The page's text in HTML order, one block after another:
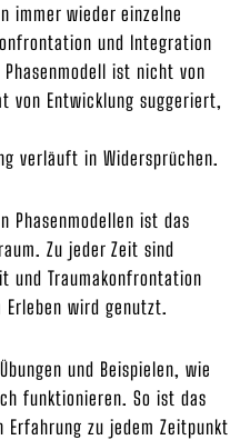
immer wieder einzelne
und Integration
ist nicht von
von Entwicklung suggeriert,
verläuft in Widersprüchen.
Phasenmodellen ist das
Zu jeder Zeit sind
und Traumakonfrontation
wird genutzt.
und Beispielen, wie
funktionieren. So ist das
zu jedem Zeitpunkt